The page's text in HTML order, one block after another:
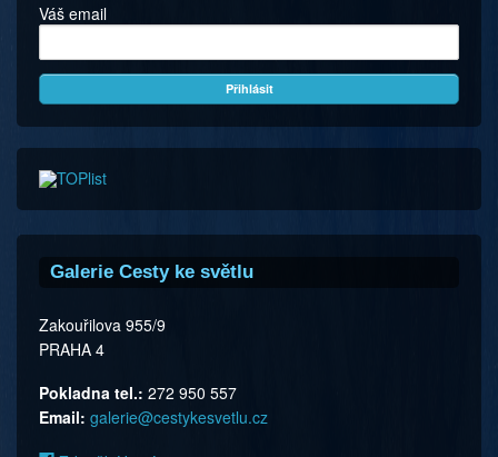
Váš email
Galerie Cesty ke světlu
Zakouřilova 955/9
PRAHA 4
Pokladna tel.: 272 950 557
Email: galerie@cestykesvetlu.cz